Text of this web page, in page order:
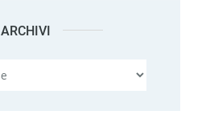
ARCHIVI Archivi